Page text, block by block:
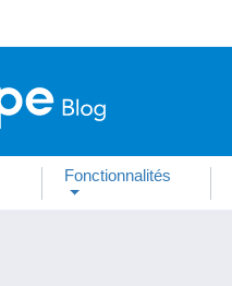
Fonctionnalités